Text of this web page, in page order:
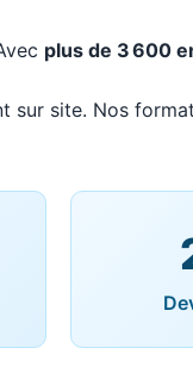
plus de 3 600
sur site. Nos